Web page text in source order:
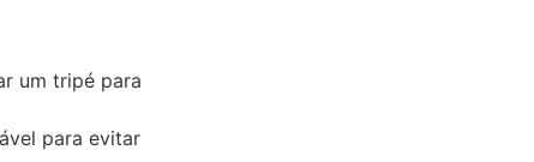
um tripé para
para evitar